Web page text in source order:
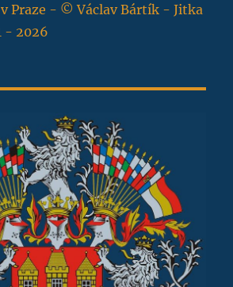
Praze - © Václav Bártík - Jitka
- 2026